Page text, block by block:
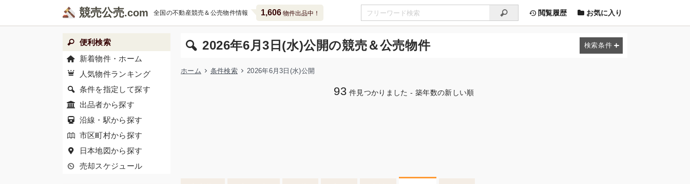
競売公売 全国の不動産競売＆公売物件情報 1,606物件出品中！ 閲覧履歴 お気に入り
2026年6月3日(水)公開の競売＆公売物件
ホーム 条件検索 2026年6月3日(水)公開
93 件見つかりました - 築年数の新しい順
便利検索
新着物件・ホーム
人気物件ランキング
条件を指定して探す
出品者から探す
沿線・駅から探す
市区町村から探す
日本地図から探す
売却スケジュール